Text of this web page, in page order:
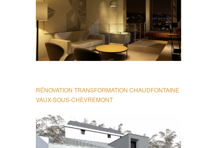
RÉNOVATION TRANSFORMATION CHAUDFONTAINE
VAUX-SOUS-CHÈVREMONT